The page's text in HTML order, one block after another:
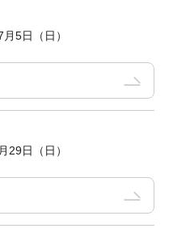
5日（日）
29日（日）